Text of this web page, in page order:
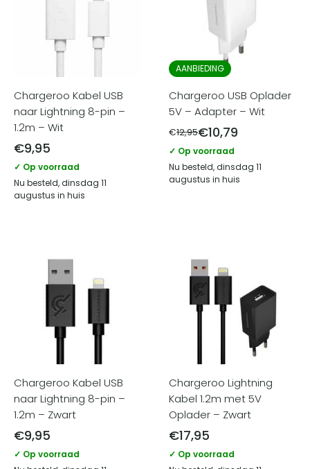
Chargeroo Kabel USB
naar Lightning 8-pin –
1.2m – Wit
€9,95
✓ Op voorraad
Nu besteld, dinsdag 11
augustus in huis
AANBIEDING
Chargeroo USB Oplader
5V – Adapter – Wit
€12,95€10,79
✓ Op voorraad
Nu besteld, dinsdag 11
augustus in huis
Chargeroo Kabel USB
naar Lightning 8-pin –
1.2m – Zwart
€9,95
✓ Op voorraad
Chargeroo Lightning
Kabel 1.2m met 5V
Oplader – Zwart
€17,95
✓ Op voorraad